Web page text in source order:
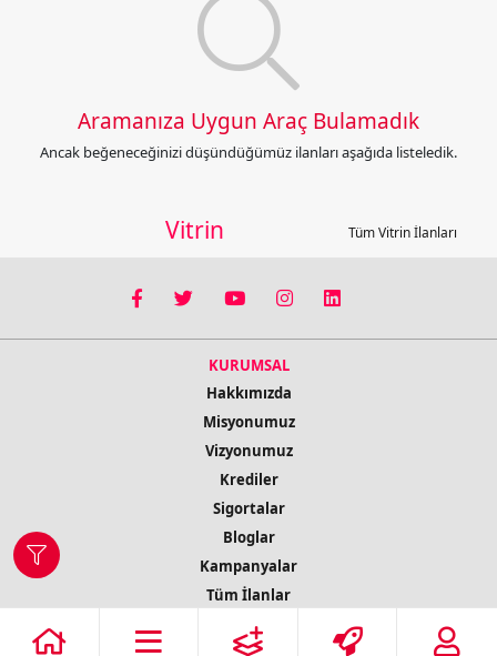
Aramanıza Uygun Araç Bulamadık
Ancak beğeneceğinizi düşündüğümüz ilanları aşağıda listeledik.
Vitrin Tüm Vitrin İlanları
KURUMSAL
Hakkımızda
Misyonumuz
Vizyonumuz
Krediler
Sigortalar
Bloglar
Kampanyalar
Tüm İlanlar
İletişim Bilgileri